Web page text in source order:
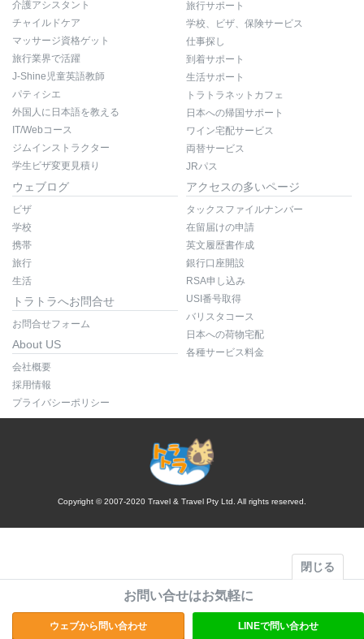
介護アシスタント
チャイルドケア
マッサージ資格ゲット
旅行業界で活躍
J-Shine児童英語教師
パティシエ
外国人に日本語を教える
IT/Webコース
ジムインストラクター
学生ビザ変更見積り
旅行サポート
学校、ビザ、保険サービス
仕事探し
到着サポート
生活サポート
トラトラネットカフェ
日本への帰国サポート
ワイン宅配サービス
両替サービス
JRパス
ウェブログ
ビザ
学校
携帯
旅行
生活
トラトラへお問合せ
お問合せフォーム
About US
会社概要
採用情報
プライバシーポリシー
アクセスの多いページ
タックスファイルナンバー
在留届けの申請
英文履歴書作成
銀行口座開設
RSA申し込み
USI番号取得
バリスタコース
日本への荷物宅配
各種サービス料金
Copyright © 2007-2020 Travel & Travel Pty Ltd. All rights reserved.
閉じる
お問い合せはお気軽に
ウェブから問い合わせ LINEで問い合わせ